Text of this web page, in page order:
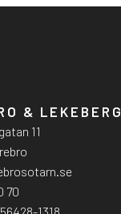
& LEKEBERG
11
70